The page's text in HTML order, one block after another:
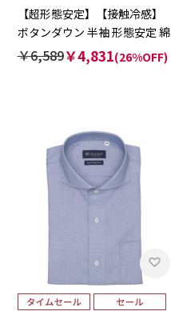
【超形態安定】【接触冷感】
ボタンダウン 半袖 形態安定 綿
100% ワイシャツ
￥6,589￥4,831(26%OFF)